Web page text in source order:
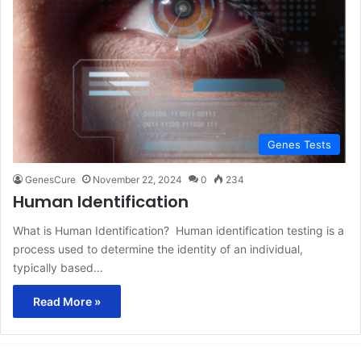
Genes Tests
GenesCure November 22, 2024 0 234
Human Identification
What is Human Identification? Human identification testing is a
process used to determine the identity of an individual,
typically based…
Read More »